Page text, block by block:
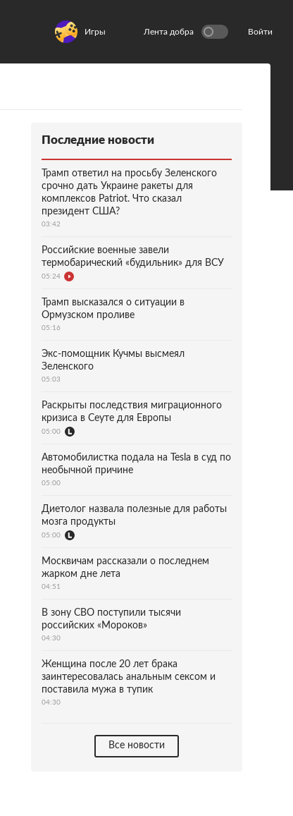
Игры Лента добра Войти
Последние новости
Трамп ответил на просьбу Зеленского
срочно дать Украине ракеты для
комплексов Patriot. Что сказал
президент США?
03:42
Российские военные завели
термобарический «будильник» для ВСУ
05:24
Трамп высказался о ситуации в
Ормузском проливе
05:16
Экс-помощник Кучмы высмеял
Зеленского
05:03
Раскрыты последствия миграционного
кризиса в Сеуте для Европы
05:00
Автомобилистка подала на Tesla в суд по
необычной причине
05:00
Диетолог назвала полезные для работы
мозга продукты
05:00
Москвичам рассказали о последнем
жарком дне лета
04:51
В зону СВО поступили тысячи
российских «Мороков»
04:30
Женщина после 20 лет брака
заинтересовалась анальным сексом и
поставила мужа в тупик
04:30
Все новости